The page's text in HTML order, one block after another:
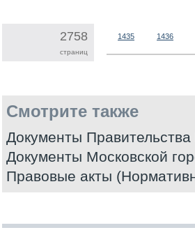
2758
страниц
1435 1436
Смотрите также
Документы
Документы Московской
Правовые акты